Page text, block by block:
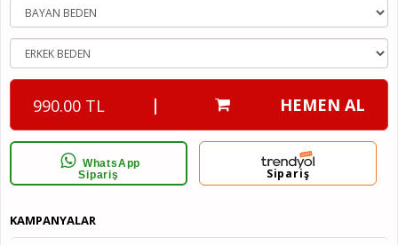
990.00 TL | HEMEN AL
WhatsApp
Sipariş
Sipariş
KAMPANYALAR